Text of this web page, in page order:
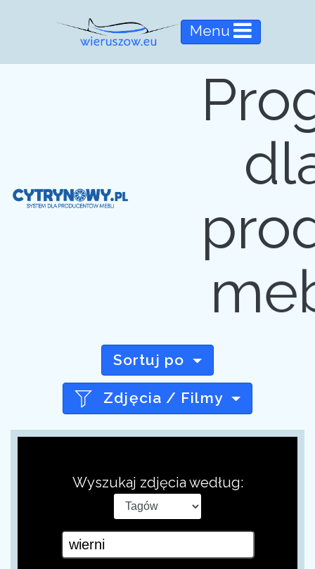
Menu
Sortuj po
Zdjęcia / Filmy
Wyszukaj zdjęcia według: